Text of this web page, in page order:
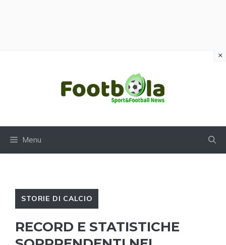
Menu
STORIE DI CALCIO
RECORD E STATISTICHE
×